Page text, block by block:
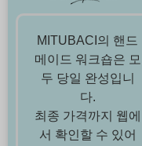
MITUBACI의 핸드
메이드 워크숍은 모
두 당일 완성입니
다.
최종 가격까지 웹에
서 확인할 수 있어